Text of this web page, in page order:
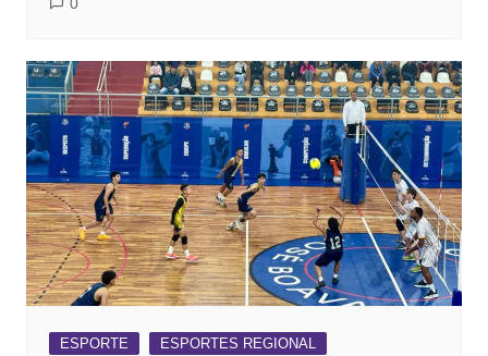
ESPORTE
ESPORTES REGIONAL